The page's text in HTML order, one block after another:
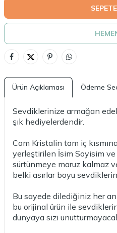
Ürün Açıklaması Ödeme
Sevdiklerinize armağan
şık hediyelerdendir.
Cam Kristalin tam iç
yerleştirilen İsim Soyisim ve
sürtünmeye maruz kalmaz
belki asırlar boyu
Bu sayede dilediğiniz her
bu orijinal ürün ile
dünyaya sizi